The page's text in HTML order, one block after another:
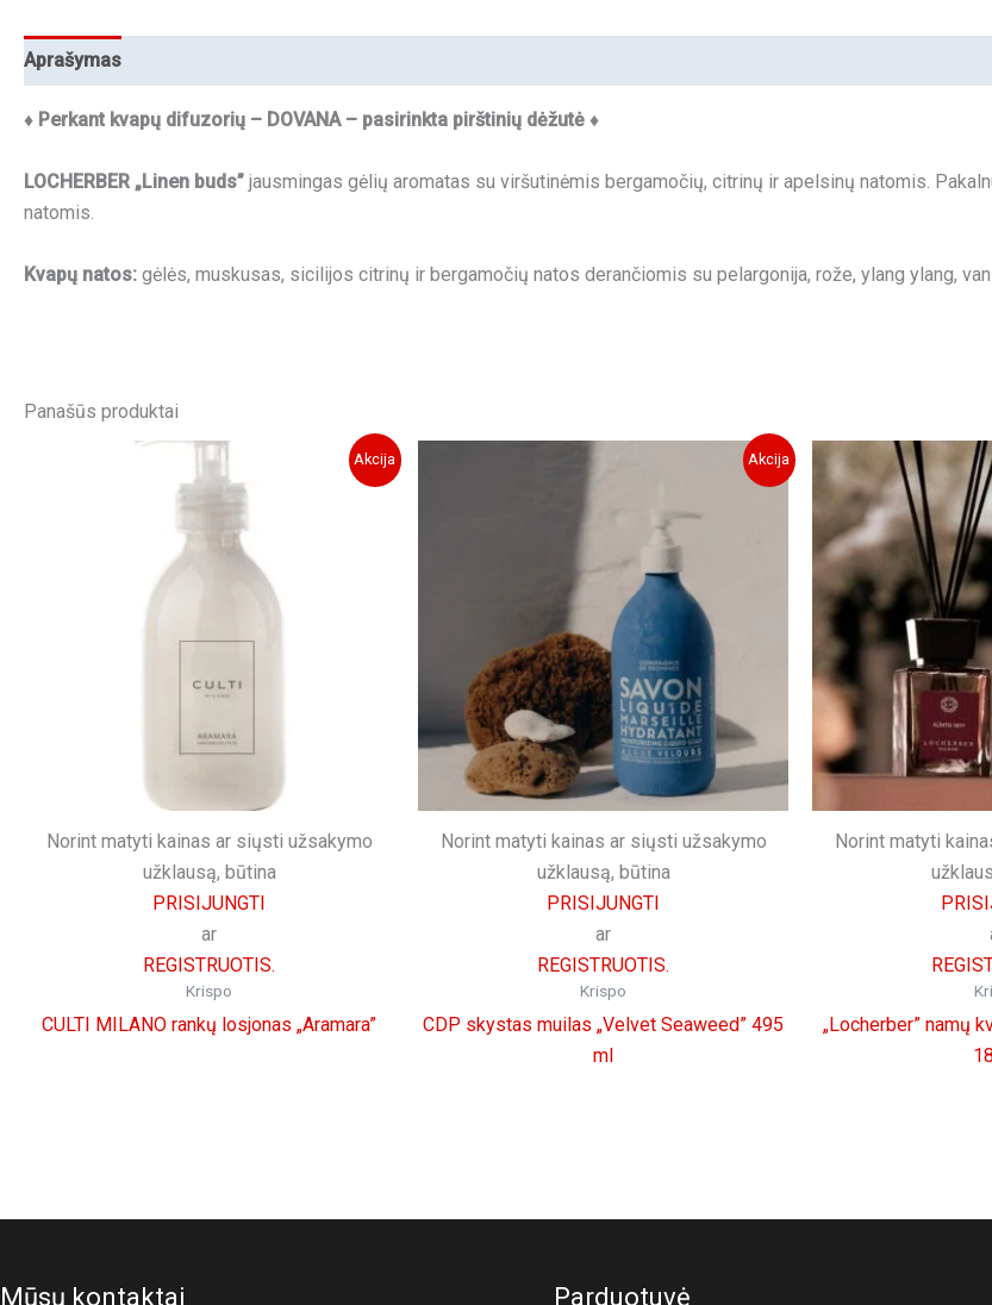
Aprašymas
♦ Perkant kvapų difuzorių – DOVANA – pasirinkta pirštinių dėžutė ♦
LOCHERBER „Linen buds” jausmingas gėlių aromatas su viršutinėmis bergamočių, citrinų ir apelsinų natomis.
natomis.
Kvapų natos: gėlės, muskusas, sicilijos citrinų ir bergamočių natos derančiomis su pelargonija, rože, ylang ylang,
Panašūs produktai
Akcija
Norint matyti kainas ar siųsti užsakymo
užklausą, būtina
PRISIJUNGTI
ar
REGISTRUOTIS.
Krispo
CULTI MILANO rankų losjonas „Aramara”
Akcija
Norint matyti kainas ar siųsti užsakymo
užklausą, būtina
PRISIJUNGTI
ar
REGISTRUOTIS.
Krispo
CDP skystas muilas „Velvet Seaweed” 495
ml
Norint matyti
„Locherber” namų
Mūsų kontaktai Parduotuvė